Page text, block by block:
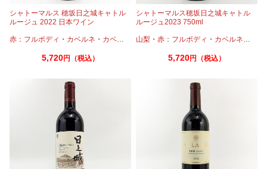
シャトーマルス 穂坂日之城キャトル
ルージュ 2022 日本ワイン
赤：フルボディ ・ カベルネ ・ カベルネフラン ・プティヴェルド ・メルロー・
5,720円（税込）
シャトーマルス穂坂日之城キャトル
ルージュ2023 750ml
山梨 ・赤：フルボディ ・ カベルネ・
5,720円（税込）